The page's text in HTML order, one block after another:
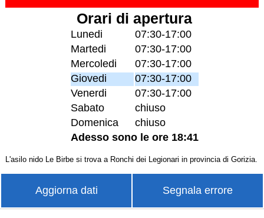
Orari di apertura
Lunedi
07:30-17:00
Martedi
07:30-17:00
Mercoledi
07:30-17:00
Giovedi
07:30-17:00
Venerdi
07:30-17:00
Sabato
chiuso
Domenica
chiuso
Adesso sono le ore 18:41
L'asilo nido Le Birbe si trova a Ronchi dei Legionari in provincia di Gorizia.
Aggiorna dati Segnala errore